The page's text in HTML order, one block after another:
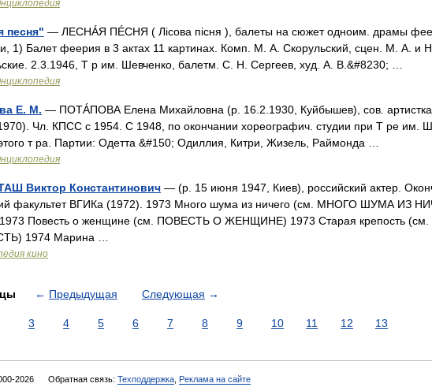
песня" — ЛЕСНÁЯ ПÉСНЯ ( Лiсова пiсня ), балеты на сюжет одноим. драмы
1) Балет феерия в 3 актах 11 картинах. Комп. М. А. Скорульский, сцен. М. А. и
2.3.1946, Т р им. Шевченко, балетм. С. Н. Сергеев, худ. A. B.&#8230; …
Е. М. — ПОТÁПОВА Елена Михайловна (р. 16.2.1930, Куйбышев), сов.
Чл. КПСС с 1954. С 1948, по окончании хореографич. студии при Т ре им.
т ра. Партии: Одетта &#150; Одиллия, Китри, Жизель, Раймонда …
Виктор Константинович — (р. 15 июня 1947, Киев), российский актер.
факультет ВГИКа (1972). 1973 Много шума из ничего (см. МНОГО ШУМА ИЗ
Повесть о женщине (см. ПОВЕСТЬ О ЖЕНЩИНЕ) 1973 Старая крепость
1974 Марина …
кино
← Предыдущая Следующая →
3 4 5 6 7 8 9 10 11 12 13
2026 Обратная связь: Техподдержка Реклама на сайте